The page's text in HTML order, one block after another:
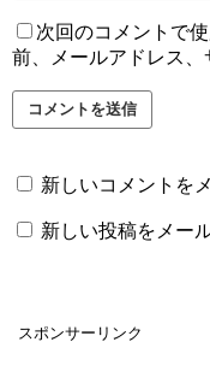
次回のコメントで
前、メールアドレス、
新しいコメントを
新しい投稿をメー
スポンサーリンク